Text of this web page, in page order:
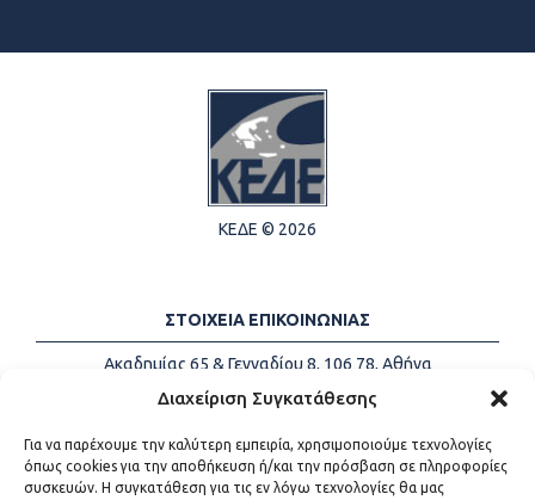
Διαχείριση Συγκατάθεσης
Για να παρέχουμε την καλύτερη εμπειρία, χρησιμοποιούμε τεχνολογίες
όπως cookies για την αποθήκευση ή/και την πρόσβαση σε πληροφορίες
συσκευών. Η συγκατάθεση για τις εν λόγω τεχνολογίες θα μας
ΚΕΔΕ © 2026
ΣΤΟΙΧΕΙΑ ΕΠΙΚΟΙΝΩΝΙΑΣ
Ακαδημίας 65 & Γενναδίου 8, 106 78, Αθήνα
Τηλέφωνα:
+30 213-2147500
Email:
info@kede.gr